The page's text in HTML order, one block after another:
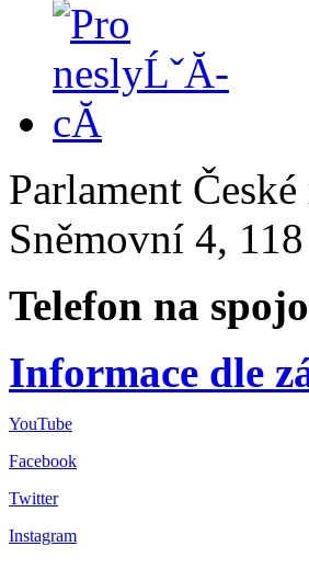
Parlament
Sněmovní 4,
Telefon na
Informace dle
YouTube
Facebook
Twitter
Instagram